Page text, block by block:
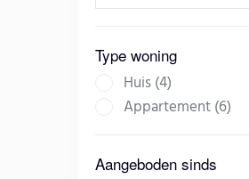
Type woning
Huis (4)
Appartement (6)
Aangeboden sinds